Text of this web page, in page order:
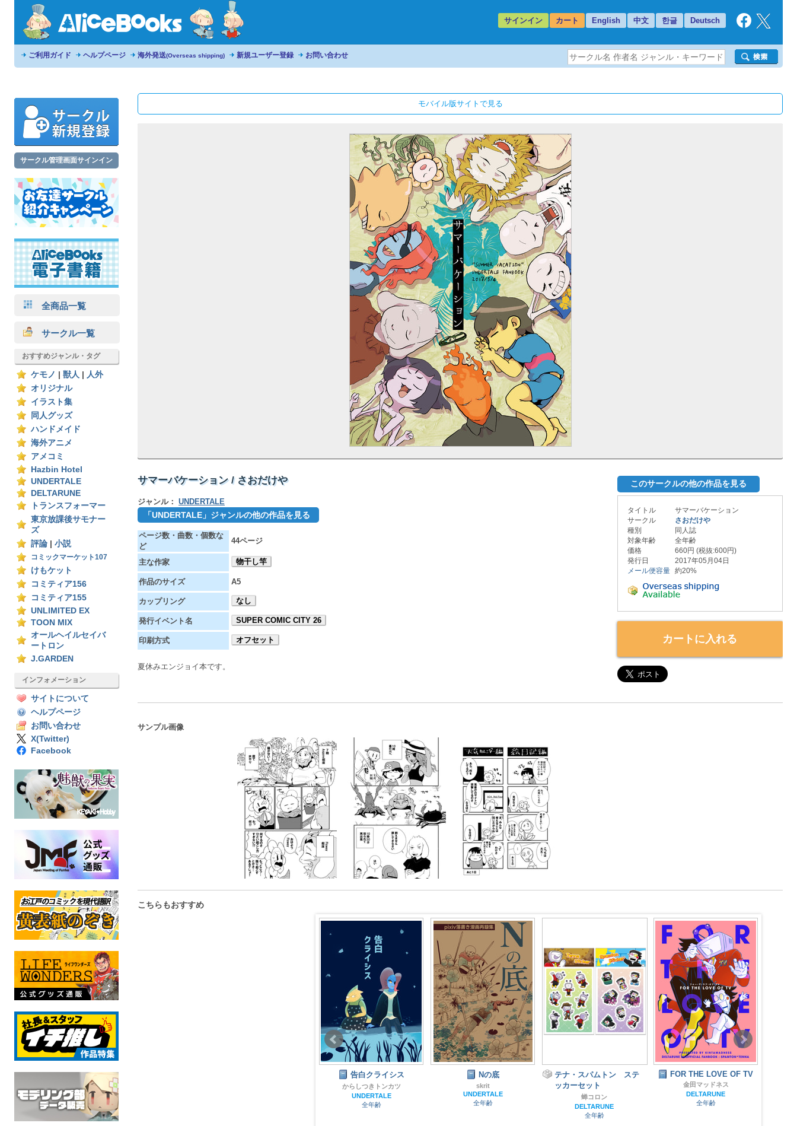
サインイン カート English 中文 한글 Deutsch
ご利用ガイド ヘルプページ 海外発送(Overseas shipping) 新規ユーザー登録 お問い合わせ
サークル管理画面サインイン
全商品一覧
サークル一覧
おすすめジャンル・タグ
ケモノ 獣人
人外
オリジナル
イラスト集
同人グッズ
ハンドメイド
海外アニメ
アメコミ
Hazbin Hotel
UNDERTALE
DELTARUNE
トランスフォーマー
東京放課後サモナー
ズ
評論
小説
コミックマーケット107
けもケット
コミティア156
コミティア155
UNLIMITED EX
TOON MIX
オールヘイルセイバ
ートロン
J.GARDEN
インフォメーション
サイトについて
ヘルプページ
お問い合わせ
X(Twitter)
Facebook
モバイル版サイトで見る
サマーバケーション / さおだけや
ジャンル： UNDERTALE
「UNDERTALE」ジャンルの他の作品を見る
ページ数・曲数・個数な
ど
44ページ
主な作家 物干し竿
作品のサイズ A5
カップリング なし
発行イベント名 SUPER COMIC CITY 26
印刷方式 オフセット
夏休みエンジョイ本です。
このサークルの他の作品を見る
タイトル
サマーバケーション
サークル
さおだけや
種別
同人誌
対象年齢
全年齢
価格
660円 (税抜:600円)
発行日
2017年05月04日
メール便容量 約20%
カートに入れる
サンプル画像
こちらもおすすめ
アクリル
せいをきめるもめんどうふ
UNDERTALE
犬も歩けば決意を抱く Nの底
skrit
UNDERTALE
全年齢
テナ・スパムトン ステ
ッカーセット
蝉コロン
DELTARUNE
FOR THE LOVE OF TV
金田マッドネス
DELTARUNE
全年齢
あの日僕らが欲しかった
ものは
翔く☆マカロン
UNDERTALE